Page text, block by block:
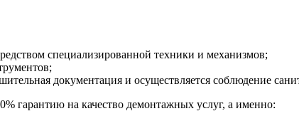
специализированной техники и механизмов;
документация и осуществляется соблюдение
гарантию на качество демонтажных услуг, а именно: